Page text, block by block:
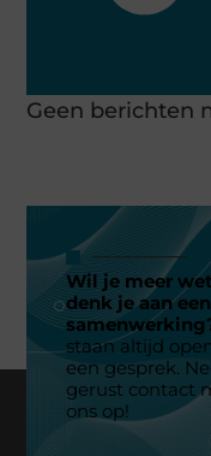
Geen berichten
Wil je meer
denk je aan een
staan altijd
een gesprek.
gerust contact
ons op!